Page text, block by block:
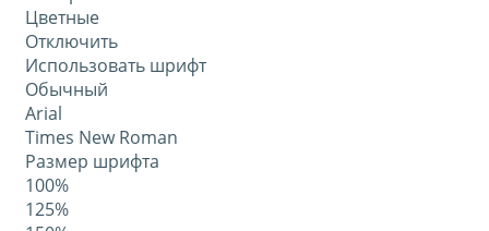
Цветные
Отключить
Использовать шрифт
Обычный
Arial
Times New Roman
Размер шрифта
100%
125%